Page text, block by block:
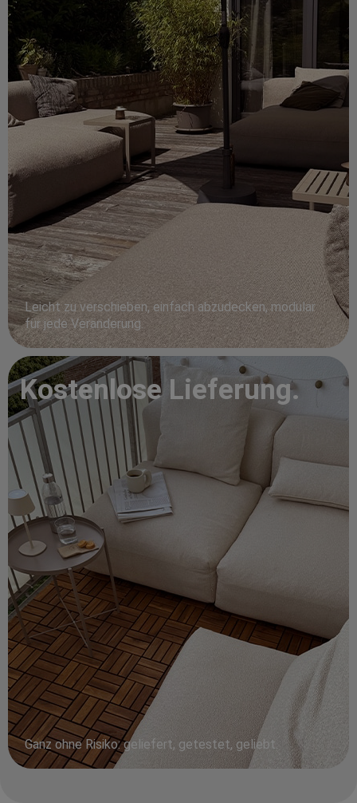
Leicht zu verschieben, einfach abzudecken, modular
für jede Veränderung.
Kostenlose Lieferung.
Ganz ohne Risiko: geliefert, getestet, geliebt.